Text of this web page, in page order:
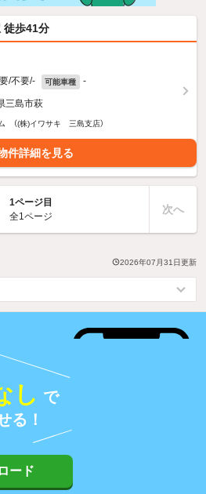
徒歩41分
/不要/- 可能車種 -
三島市萩
（(株)イワサキ 三島支店）
件詳細を見る
1ページ目
全1ページ
次へ
2026年07月31日更新
し で
る！
ード